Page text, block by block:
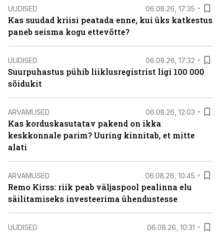
UUDISED 06.08.26, 17:35
Kas suudad kriisi peatada enne, kui üks katkestus
paneb seisma kogu ettevõtte?
UUDISED 06.08.26, 17:32
Suurpuhastus pühib liiklusregistrist ligi 100 000
sõidukit
ARVAMUSED 06.08.26, 12:03
Kas korduskasutatav pakend on ikka
keskkonnale parim? Uuring kinnitab, et mitte
alati
ARVAMUSED 06.08.26, 10:45
Remo Kirss: riik peab väljaspool pealinna elu
säilitamiseks investeerima ühendustesse
UUDISED 06.08.26, 10:31